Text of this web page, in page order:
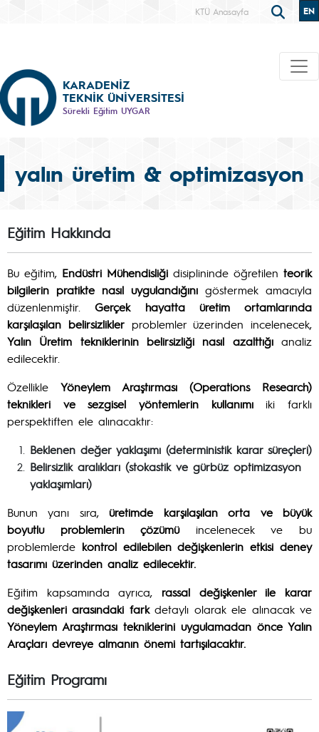
KTÜ Anasayfa EN
KARADENİZ
TEKNİK ÜNİVERSİTESİ
Sürekli Eğitim UYGAR
yalın üretim & optimizasyon
Eğitim Hakkında
Bu eğitim, Endüstri Mühendisliği disiplininde öğretilen teorik
bilgilerin pratikte nasıl uygulandığını göstermek amacıyla
düzenlenmiştir.Gerçek hayatta üretim ortamlarında
karşılaşılan belirsizliklerproblemler üzerinden incelenecek,
Yalın Üretim tekniklerinin belirsizliği nasıl azalttığıanaliz
edilecektir.
Özellikle Yöneylem Araştırması (Operations Research)
teknikleri ve sezgisel yöntemlerin kullanımıiki farklı
perspektiften ele alınacaktır:
Beklenen değer yaklaşımı (deterministik karar süreçleri)
Belirsizlik aralıkları (stokastik ve gürbüz optimizasyon
yaklaşımları)
Bunun yanı sıra,üretimde karşılaşılan orta ve büyük
boyutlu problemlerin çözümüincelenecek ve bu
problemlerde kontrol edilebilen değişkenlerin etkisi deney
tasarımı üzerinden analiz edilecektir.
Eğitim kapsamında ayrıca, rassal değişkenler ile karar
değişkenleri arasındaki farkdetaylı olarak ele alınacak ve
Yöneylem Araştırması tekniklerini uygulamadan önce Yalın
Araçları devreye almanın önemi tartışılacaktır.
Eğitim Programı